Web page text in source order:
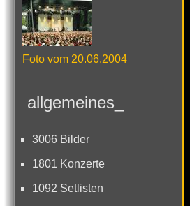
Foto vom 20.06.2004
allgemeines_
3006 Bilder
1801 Konzerte
1092 Setlisten